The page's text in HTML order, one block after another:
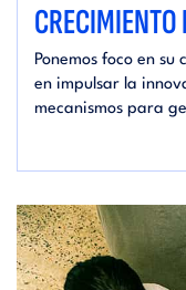
CRECIMIENTO
Ponemos foco en
en impulsar la
mecanismos para